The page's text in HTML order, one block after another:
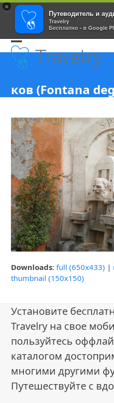
×
Путеводитель и
Travelry
Бесплатно - в Google
Skip
to
content
Open
mobile
menu
Close
mobile
menu
ков (Fontana
Downloads:full (650x433) |
thumbnail (150x150)
Установите
Travelry на свое
пользуйтесь
каталогом
многими другими
Путешествуйте с